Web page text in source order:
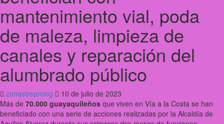
mantenimiento vial, poda
de maleza, limpieza de
canales y reparación del
alumbrado público
zonastreaming
10 de julio de 2023
Más de 70.000 guayaquileños que viven en Vía a la Costa se han
beneficiado con una serie de acciones realizadas por la Alcaldía de